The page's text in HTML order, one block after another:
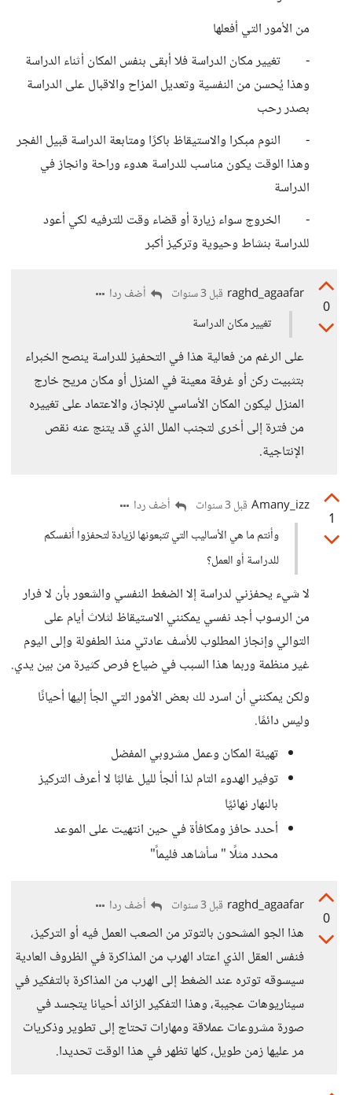
من الأمور التي أفعلها
- تغيير مكان الدراسة فلا أبقى بنفس المكان أثناء الدراسة
وهذا يُحسن من النفسية وتعديل المزاح والاقبال على الدراسة
بصدر رحب
- النوم مبكرا والاستيقاظ باكرًا ومتابعة الدراسة قبيل الفجر
وهذا الوقت يكون مناسب للدراسة هدوء وراحة وانجاز في
الدراسة
- الخروج سواء زيارة أو قضاء وقت للترفيه لكي أعود
للدراسة بنشاط وحيوية وتركيز أكبر
0
raghd_agaafar قبل 3 سنوات
أضف ردا
تغيير مكان الدراسة
على الرغم من فعالية هذا في التحفيز للدراسة ينصح الخبراء
بتثبيت ركن أو غرفة معينة في المنزل أو مكان مريح خارج
المنزل ليكون المكان الأساسي للإنجاز، والاعتماد على تغييره
من فترة إلى أخرى لتجنب الملل الذي قد يتنج عنه نقص
الإنتاجية.
1
Amany_izz قبل 3 سنوات
أضف ردا
وأنتم ما هي الأساليب التي تتبعونها لزيادة لتحفزوا أنفسكم
للدراسة أو العمل؟
لا شيء يحفزني لدراسة إلا الضغط النفسي والشعور بأن لا فرار
من الرسوب أجد نفسي يمكنني الاستيقاظ لثلاث أيام على
التوالي وإنجاز المطلوب للأسف عادتي منذ الطفولة وإلى اليوم
غير منظمة وربما هذا السبب في ضياع فرص كثيرة من بين يدي.
ولكن يمكنني أن اسرد لك بعض الأمور التي الجأ إليها أحيانًا
وليس دائمًا.
تهيئة المكان وعمل مشروبي المفضل
توفير الهدوء التام لذا ألجأ لليل غالبًا لا أعرف التركيز
بالنهار نهائيًا
أحدد حافز ومكافأة في حين انتهيت على الموعد
محدد مثلًا " سأشاهد فليماً"
0
raghd_agaafar قبل 3 سنوات أضف ردا
هذا الجو المشحون بالتوتر من الصعب العمل فيه أو التركيز،
فنفس العقل الذي اعتاد الهرب من المذاكرة في الظروف العادية
سيسوقه توتره عند الضغط إلى الهرب من المذاكرة بالتفكير في
سيناريوهات عجيبة، وهذا التفكير الزائد أحيانا يتجسد في
صورة مشروعات عملاقة ومهارات تحتاج إلى تطوير وذكريات
مر عليها زمن طويل، كلها تظهر في هذا الوقت تحديدا.